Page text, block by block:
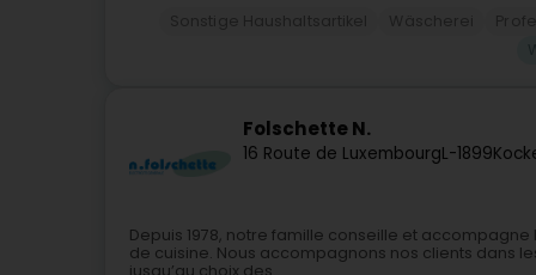
Folschette N.
16 Route de LuxembourgL-1899
Depuis 1978, notre famille conseille et
de cuisine. Nous accompagnons nos clients dans